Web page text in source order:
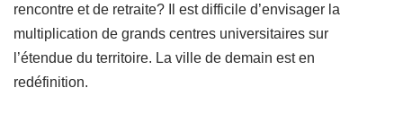
rencontre et de retraite? Il est difficile d’envisager la
multiplication de grands centres universitaires sur
l’étendue du territoire. La ville de demain est en
redéfinition.